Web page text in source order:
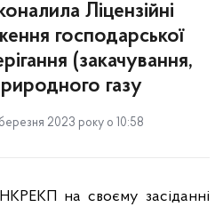
Ліцензійні
господарської
(закачування,
газу
2023 року о 10:58
на своєму засіданні